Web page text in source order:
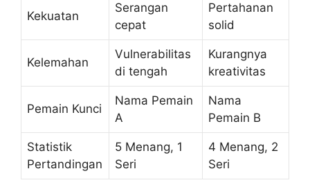
Kekuatan
Serangan
cepat
Pertahanan
solid
Kelemahan
Vulnerabilitas
di tengah
Kurangnya
kreativitas
Pemain Kunci
Nama Pemain
A
Nama
Pemain B
Statistik
Pertandingan
5 Menang, 1
Seri
4 Menang, 2
Seri